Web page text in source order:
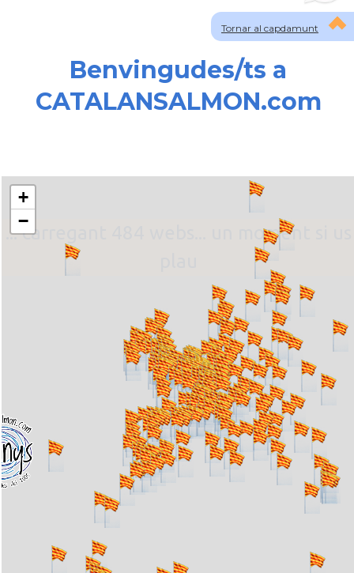
Tornar al capdamunt
Benvingudes/ts a
CATALANSALMON.com
... carregant 484 webs... un moment si us
+
−